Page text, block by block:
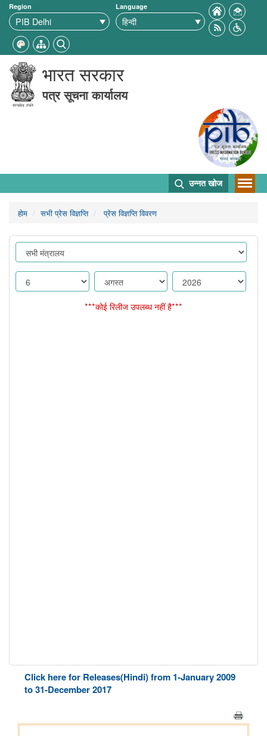
Region Language
भारत सरकार
पत्र सूचना कार्यालय
उन्नत खोज
होम सभी प्रेस विज्ञप्ति प्रेस विज्ञप्ति विवरण
***कोई रिलीज उपलब्ध नहीं है***
Click here for Releases(Hindi) from 1-January 2009
to 31-December 2017